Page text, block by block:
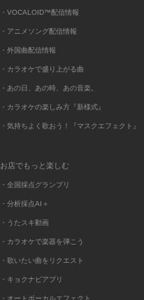
・VOCALOID™配信情報
・アニメソング配信情報
・外国曲配信情報
・カラオケで盛り上がる曲
・あの日、あの時、あの音楽。
・カラオケの楽しみ方『新様式』
・気持ちよく歌おう！『マスクエフェクト』
お店でもっと楽しむ
・全国採点グランプリ
・分析採点AI＋
・うたスキ動画
・カラオケで楽器を弾こう
・歌いたい曲をリクエスト
・キョクナビアプリ
・オートボーカルエフェクト